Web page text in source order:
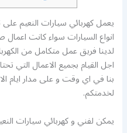
يعمل كهربائي سيارات النعيم
انواع السيارات سواء كانت اعمال
لدينا فريق عمل متكامل من
اجل القيام بجميع الاعمال التي
بنا في اي وقت و على مدار ايام
لخدمتكم.
يمكن لفني و كهربائي سيارات